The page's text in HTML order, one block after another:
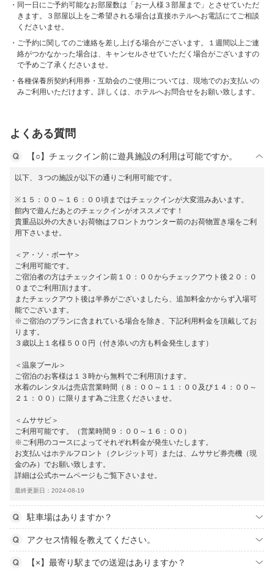
同一日にご予約可能なお部屋数は「お一人様３部屋まで」とさせていただ
きます。３部屋以上をご希望される場合は直接ホテルへお電話にてご相談
くださいませ。
ご予約に関してのご連絡を差し上げる場合がございます。１週間以上ご連
絡がつかなかった場合は、キャンセルさせていただく場合がございますの
で予めご了承くださいませ。
各種保養所契約利用券・互助会のご使用については、現地でのお支払いの
みご利用いただけます。詳しくは、ホテルへお問合せをお願い致します。
よくある質問
【○】チェックイン前に遊具施設の利用は可能ですか。
以下、３つの施設が以下の通りご利用可能です。
※１５：００～１６：００頃まではチェックインが大変混みあいます。
館内で遊んだあとのチェックインがオススメです！
貴重品以外の大きいお荷物はフロントカウンター前のお荷物置き場をご利
用下さいませ。
＜ア・ソ・ボーヤ＞
ご利用可能です。
ご宿泊者の方はチェックイン前１０：００からチェックアウト後２０：０
０までご利用頂けます。
またチェックアウト後は半券がございましたら、追加料金かからず入場可
能でございます。
※ご宿泊のプランに含まれている場合を除き、下記利用料金を頂戴してお
ります。
３歳以上１名様５００円（付き添いの方も料金発生します）
＜温泉プール＞
ご宿泊のお客様は１３時から無料でご利用頂けます。
水着のレンタルは売店営業時間（８：００～１１：００及び１４：００～
２１：００）に限ります為ご注意くださいませ。
＜ムササビ＞
ご利用可能です。（営業時間９：００～１６：００）
※ご利用のコースによってそれぞれ料金が発生いたします。
お支払いはホテルフロント（クレジット可）または、ムササビ券売機（現
金のみ）でお願い致します。
詳細は公式ホームページもご覧下さいませ。
最終更新日：2024-08-19
駐車場はありますか？
アクセス情報を教えてください。
【×】最寄り駅までの送迎はありますか？